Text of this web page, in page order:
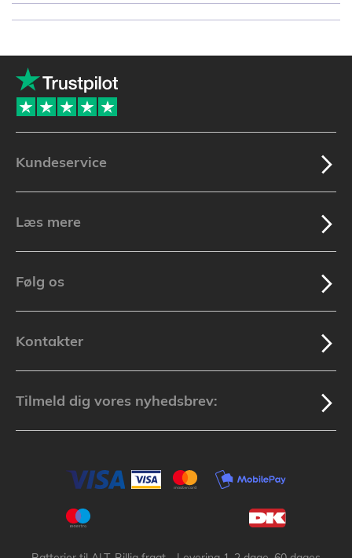
Kundeservice
Læs mere
Følg os
Kontakter
Tilmeld dig vores nyhedsbrev: